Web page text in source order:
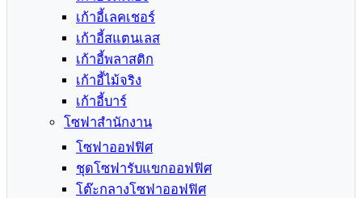
เก้าอี้เลคเชอร์
เก้าอี้สแตนเลส
เก้าอี้พลาสติก
เก้าอี้ไม้จริง
เก้าอี้บาร์
โซฟาสำนักงาน
โซฟาออฟฟิศ
ชุดโซฟารับแขกออฟฟิศ
โต๊ะกลางโซฟาออฟฟิศ